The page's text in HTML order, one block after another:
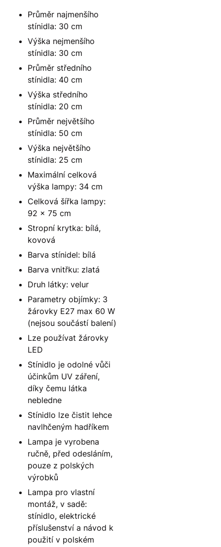
Průměr najmenšího
stínidla: 30 cm
Výška nejmenšího
stínidla: 30 cm
Průměr středního
stínidla: 40 cm
Výška středního
stínidla: 20 cm
Průměr největšího
stínidla: 50 cm
Výška největšího
stínidla: 25 cm
Maximální celková
výška lampy: 34 cm
Celková šířka lampy:
92 x 75 cm
Stropní krytka: bílá,
kovová
Barva stínidel: bílá
Barva vnitřku: zlatá
Druh látky: velur
Parametry objímky: 3
žárovky E27 max 60 W
(nejsou součástí balení)
Lze používat žárovky
LED
Stínidlo je odolné vůči
účinkům UV záření,
díky čemu látka
nebledne
Stínidlo lze čistit lehce
navlhčeným hadříkem
Lampa je vyrobena
ručně, před odesláním,
pouze z polských
výrobků
Lampa pro vlastní
montáž, v sadě:
stínidlo, elektrické
příslušenství a návod k
použití v polském